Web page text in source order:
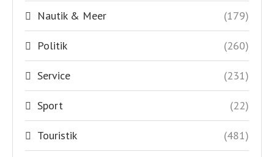
Nautik & Meer (179)
Politik (260)
Service (231)
Sport (22)
Touristik (481)